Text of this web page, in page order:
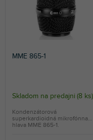
MME 865-1
Skladom na predajni (8 ks)
Kondenzátorová
superkardioidná mikrofónna
hlava MME 865-1.